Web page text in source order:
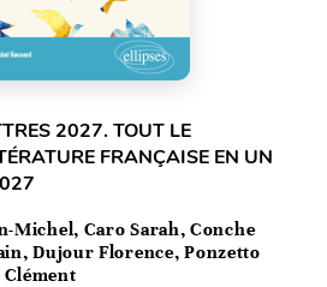
2027. TOUT LE
FRANÇAISE EN UN
Michel, Caro Sarah, Conche
Dujour Florence, Ponzetto
Clément